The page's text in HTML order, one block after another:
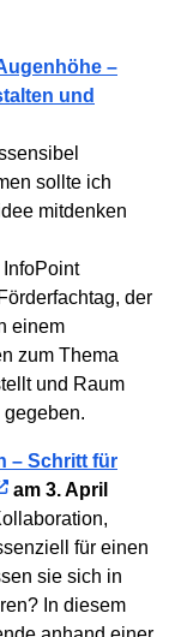
–
und
sollte ich
mitdenken
der
einem
zum Thema
und Raum
– Schritt für
am 3. April
für einen
sie sich in
In diesem